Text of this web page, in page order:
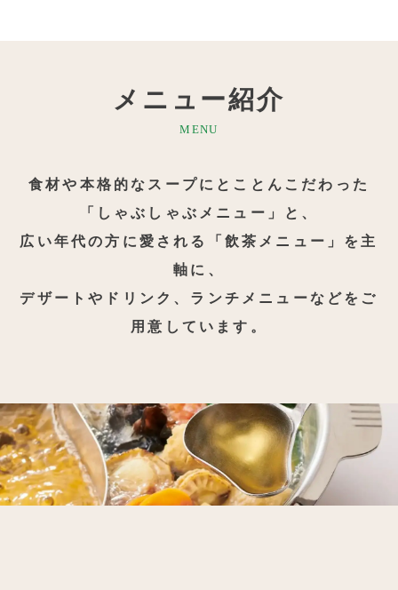
メニュー紹介
MENU
食材や本格的なスープにとことんこだわった
「しゃぶしゃぶメニュー」と、
広い年代の方に愛される「飲茶メニュー」を主
軸に、
デザートやドリンク、ランチメニューなどをご
用意しています。